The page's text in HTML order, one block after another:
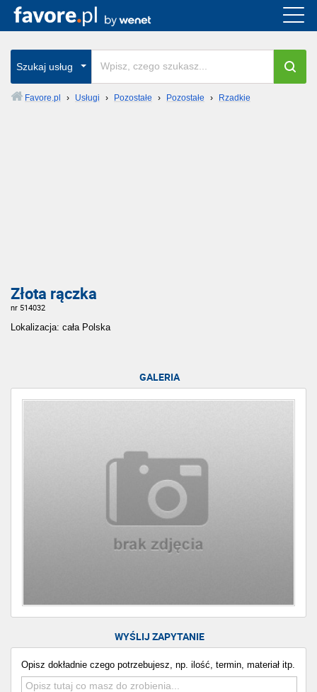
Szukaj usług
Favore.pl › Usługi › Pozostałe › Pozostałe › Rzadkie
Złota rączka
nr 514032
Lokalizacja: cała Polska
GALERIA
WYŚLIJ ZAPYTANIE
Opisz dokładnie czego potrzebujesz, np. ilość, termin, materiał itp.